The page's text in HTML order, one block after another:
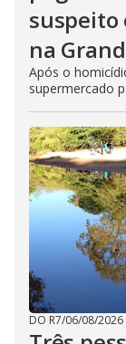
suspeito
na
Após o
supermercado
DO R7/06/08/2026